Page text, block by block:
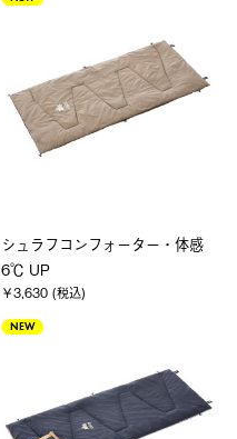
シュラフコンフォーター・体感
6℃ UP
￥3,630 (税込)
NEW